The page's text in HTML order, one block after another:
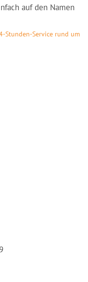
auf den Namen
Stunden-Service rund um